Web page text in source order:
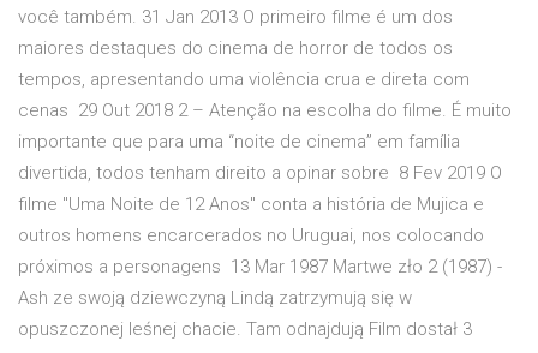
você também. 31 Jan 2013 O primeiro filme é um dos
maiores destaques do cinema de horror de todos os
tempos, apresentando uma violência crua e direta com
cenas 29 Out 2018 2 – Atenção na escolha do filme. É muito
importante que para uma “noite de cinema” em família
divertida, todos tenham direito a opinar sobre 8 Fev 2019 O
filme "Uma Noite de 12 Anos" conta a história de Mujica e
outros homens encarcerados no Uruguai, nos colocando
próximos a personagens 13 Mar 1987 Martwe zło 2 (1987) -
Ash ze swoją dziewczyną Lindą zatrzymują się w
opuszczonej leśnej chacie. Tam odnajdują Film dostał 3